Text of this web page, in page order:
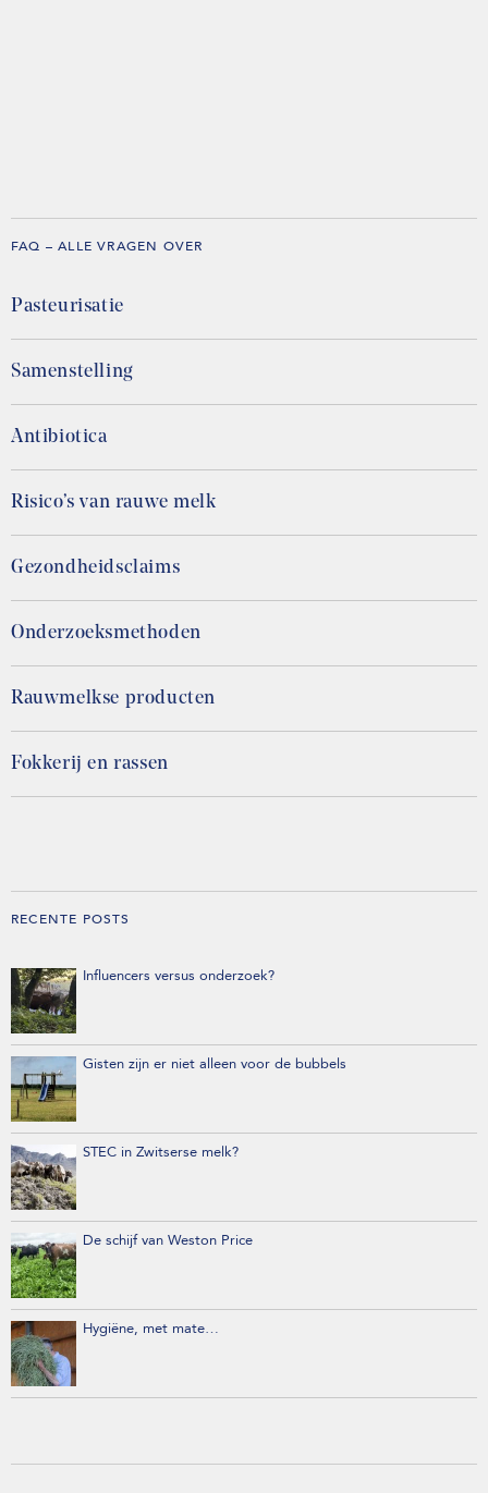
FAQ – ALLE VRAGEN OVER
Pasteurisatie
Samenstelling
Antibiotica
Risico’s van rauwe melk
Gezondheidsclaims
Onderzoeksmethoden
Rauwmelkse producten
Fokkerij en rassen
RECENTE POSTS
Influencers versus onderzoek?
Gisten zijn er niet alleen voor de bubbels
STEC in Zwitserse melk?
De schijf van Weston Price
Hygiëne, met mate…